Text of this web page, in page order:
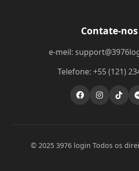
Contate-nos
e-meil:
Telefone: +55 (121)
© 2025 3976 login Todos os